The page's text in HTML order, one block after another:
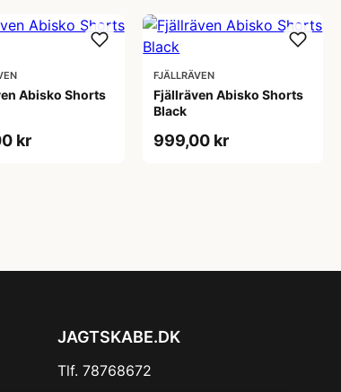
Abisko Shorts
kr
FJÄLLRÄVEN
Fjällräven Abisko Shorts
Black
999,00 kr
JAGTSKABE.DK
Tlf. 78768672